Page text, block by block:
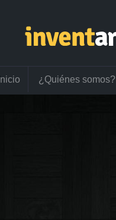
Inicio ¿Quiénes somos?